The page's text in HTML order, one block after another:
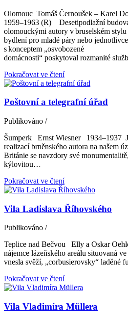
Olomouc Tomáš Černoušek – Karel
1959–1963 (R) Desetipodlažní
olomouckými autory v bruselském
bydlení pro mladé páry nebo
s konceptem „osvobozené
domácnosti“ poskytoval rozmanité
Pokračovat ve čtení
Poštovní a telegrafní úřad
Publikováno /
Šumperk Ernst Wiesner 1934–1937
realizací brněnského autora na našem
Británie se navzdory své
kýlovitou…
Pokračovat ve čtení
Vila Ladislava Říhovského
Publikováno /
Teplice nad Bečvou Elly a Oskar
nájemce lázeňského areálu situovaná
vnesla svěží, „corbusierovsky“ laděné
Pokračovat ve čtení
Vila Vladimíra Müllera